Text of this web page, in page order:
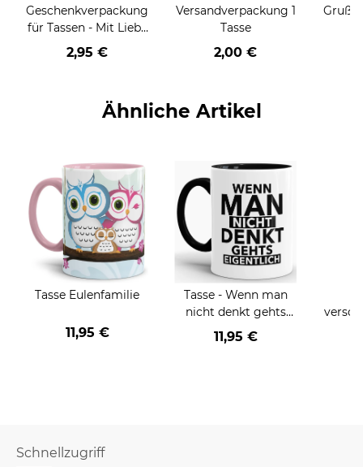
Geschenkverpackung
für Tassen - Mit Liebe
geschenkt
2,95 €
Versandverpackung 1
Tasse
2,00 €
Ähnliche Artikel
Tasse Eulenfamilie
11,95 €
Tasse - Wenn man
nicht denkt gehts
eigentlich
11,95 €
Schnellzugriff